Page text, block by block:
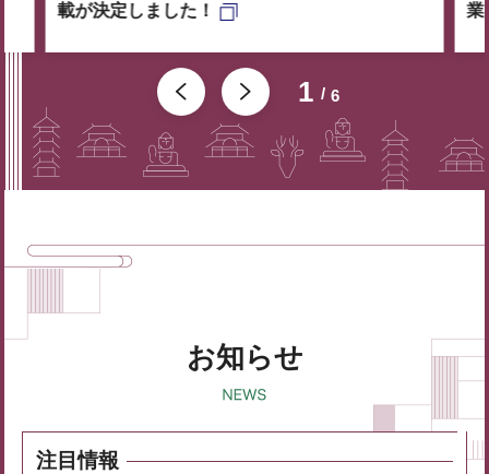
1 6
載が決定しました！
業
お知らせ
注目情報